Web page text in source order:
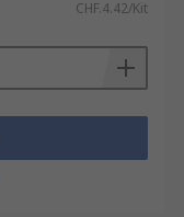
CHF.4.42/Kit